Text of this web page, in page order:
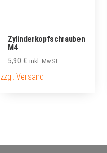
Zylinderkopfschrauben
M4
5,90€ inkl. MwSt.
zzgl. Versand